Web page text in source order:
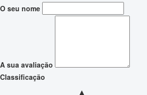
O seu nome
A sua avaliação
Classificação